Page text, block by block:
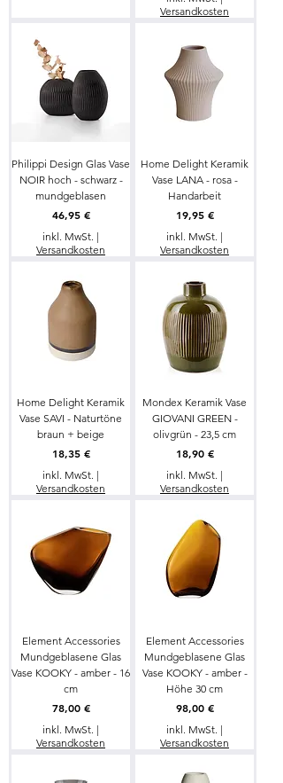
Versandkosten
Philippi Design Glas Vase
NOIR hoch - schwarz -
mundgeblasen
Preis
46,95 €
inkl. MwSt. |
Versandkosten
Home Delight Keramik
Vase LANA - rosa -
Handarbeit
Preis
19,95 €
inkl. MwSt. |
Versandkosten
Home Delight Keramik
Vase SAVI - Naturtöne
braun + beige
Preis
18,35 €
inkl. MwSt. |
Versandkosten
Mondex Keramik Vase
GIOVANI GREEN -
olivgrün - 23,5 cm
Preis
18,90 €
inkl. MwSt. |
Versandkosten
Element Accessories
Mundgeblasene Glas
Vase KOOKY - amber - 16
cm
Preis
78,00 €
inkl. MwSt. |
Versandkosten
Element Accessories
Mundgeblasene Glas
Vase KOOKY - amber -
Höhe 30 cm
Preis
98,00 €
inkl. MwSt. |
Versandkosten